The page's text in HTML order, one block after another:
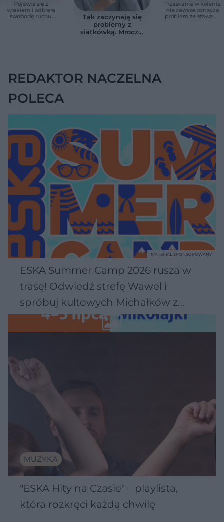
Pojawia się z
wiekiem i odbiera
swobodę ruchu.
Tak zaczynają się
problemy z
siatkówką. Mroczki
Trzaskanie w kolanie
nie zawsze oznacza
problem ze stawem.
REDAKTOR NACZELNA
POLECA
ESKA Summer Camp 2026 rusza w
trasę! Odwiedź strefę Wawel i
spróbuj kultowych Michałków z
Wawelu
MATERIAŁ SPONSOROWANY
MUZYKA
"ESKA Hity na Czasie" – playlista,
która rozkręci każdą chwilę